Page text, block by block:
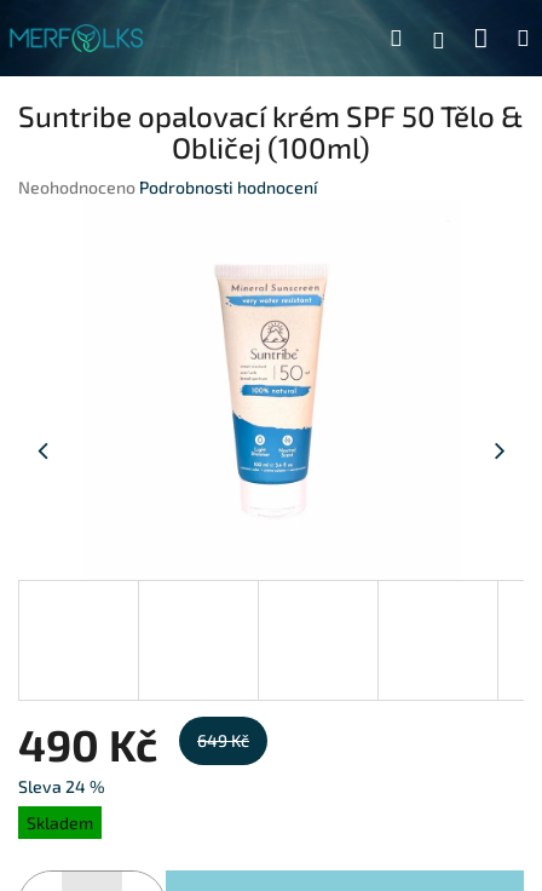
Hledat
Suntribe opalovací krém SPF 50 Tělo &
Obličej (100ml)
Průměrné hodnocení produktu je 0,0 z 5 hvězdiček.
Neohodnoceno Podrobnosti hodnocení
490 Kč 649 Kč
Sleva 24 %
Měrná cena:
Skladem